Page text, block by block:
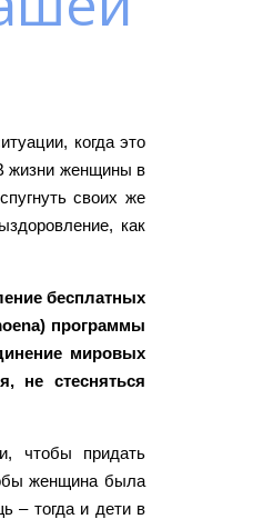
когда это
жизни женщины в
своих же
как
бесплатных
программы
мировых
не стесняться
чтобы придать
женщина была
– тогда и дети в